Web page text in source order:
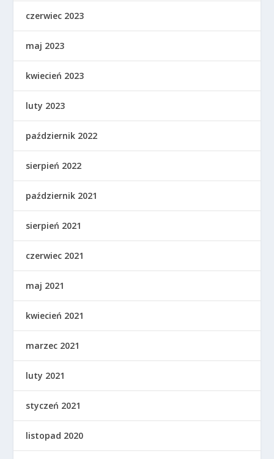
czerwiec 2023
maj 2023
kwiecień 2023
luty 2023
październik 2022
sierpień 2022
październik 2021
sierpień 2021
czerwiec 2021
maj 2021
kwiecień 2021
marzec 2021
luty 2021
styczeń 2021
listopad 2020